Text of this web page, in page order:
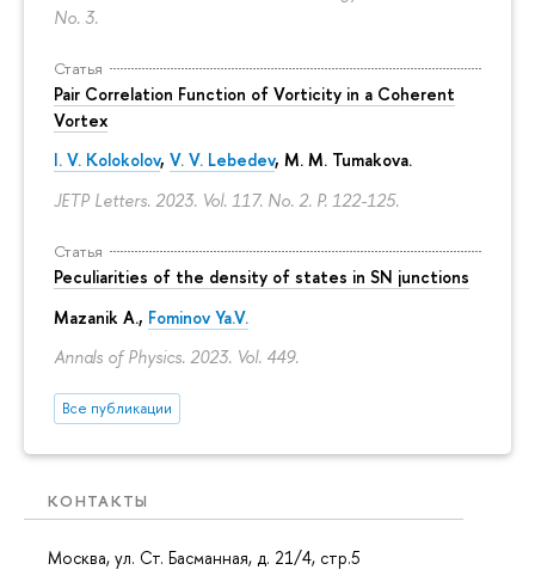
No. 3.
Статья
Pair Correlation Function of Vorticity in a Coherent
Vortex
I. V. Kolokolov, V. V. Lebedev, M. M. Tumakova.
JETP Letters. 2023. Vol. 117. No. 2. P. 122-125.
Статья
Peculiarities of the density of states in SN junctions
Mazanik A., Fominov Ya.V.
Annals of Physics. 2023. Vol. 449.
Все публикации
КОНТАКТЫ
Москва, ул. Ст. Басманная, д. 21/4, стр.5